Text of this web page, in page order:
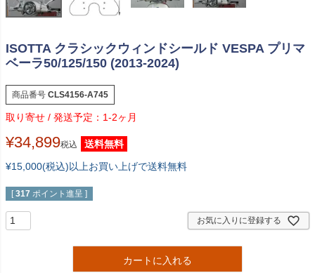
ISOTTA クラシックウィンドシールド VESPA プリマ
ベーラ50/125/150 (2013-2024)
商品番号 CLS4156-A745
1-2ヶ月
¥34,899税込
送料無料
¥15,000(税込)以上お買い上げで送料無料
[ 317 ポイント進呈 ]
お気に入りに登録する
カートに入れる